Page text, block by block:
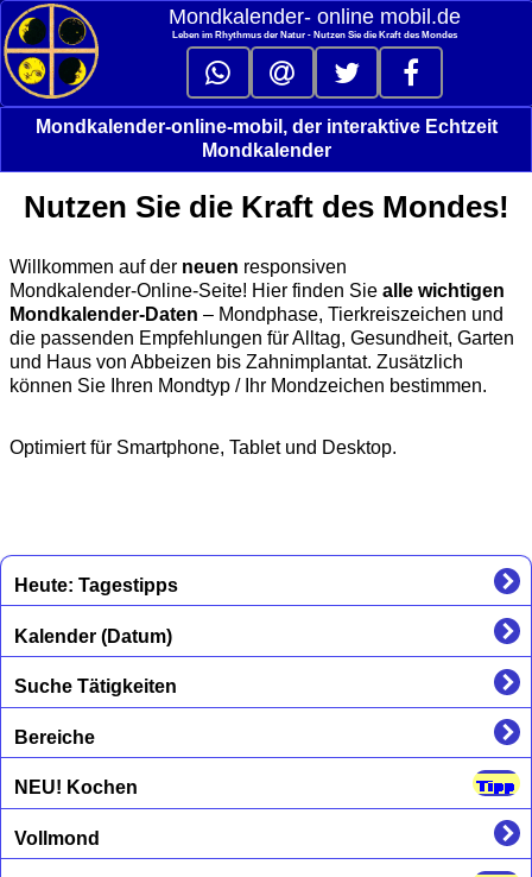
Mondkalender‑ online mobil.de
Leben im Rhythmus der Natur - Nutzen Sie die Kraft des Mondes
Mondkalender-online-mobil, der interaktive Echtzeit
Mondkalender
Nutzen Sie die Kraft des Mondes!
Willkommen auf der neuen responsiven
Mondkalender‑Online‑Seite! Hier finden Sie alle wichtigen
Mondkalender‑Daten – Mondphase, Tierkreiszeichen und
die passenden Empfehlungen für Alltag, Gesundheit, Garten
und Haus von Abbeizen bis Zahnimplantat. Zusätzlich
können Sie Ihren Mondtyp / Ihr Mondzeichen bestimmen.
Optimiert für Smartphone, Tablet und Desktop.
Heute: Tagestipps
Kalender (Datum)
Suche Tätigkeiten
Bereiche
NEU! Kochen
Vollmond